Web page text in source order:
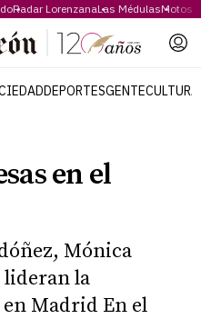
Radar LorenzanaLas MédulasMotos
DEPORTESGENTECULTURA
en el
Mónica
lideran la
Madrid En el